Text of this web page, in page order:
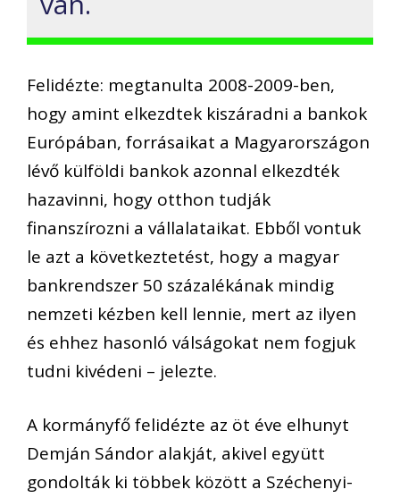
Felidézte: megtanulta 2008-2009-ben,
hogy amint elkezdtek kiszáradni a bankok
Európában, forrásaikat a Magyarországon
lévő külföldi bankok azonnal elkezdték
hazavinni, hogy otthon tudják
finanszírozni a vállalataikat. Ebből vontuk
le azt a következtetést, hogy a magyar
bankrendszer 50 százalékának mindig
nemzeti kézben kell lennie, mert az ilyen
és ehhez hasonló válságokat nem fogjuk
tudni kivédeni – jelezte.
A kormányfő felidézte az öt éve elhunyt
Demján Sándor alakját, akivel együtt
gondolták ki többek között a Széchenyi-